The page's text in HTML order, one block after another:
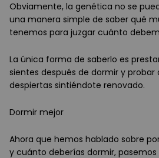
Obviamente, la genética no se
una manera simple de saber qué
tenemos para juzgar cuánto
La única forma de saberlo es
sientes después de dormir y
despiertas sintiéndote renovado.
Dormir mejor
Ahora que hemos hablado sobre
y cuánto deberías dormir,